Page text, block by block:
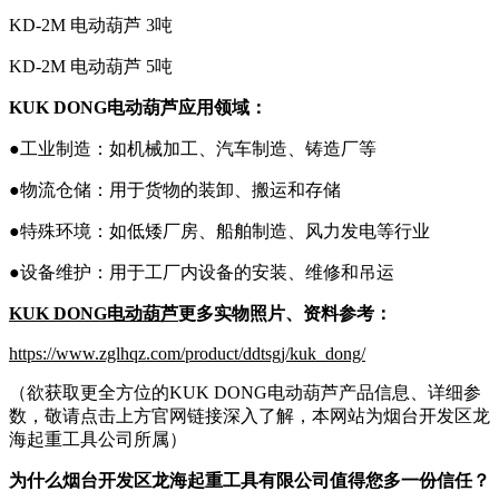
KD-2M 电动葫芦 3吨
KD-2M 电动葫芦 5吨
KUK DONG电动葫芦应用领域：
●工业制造：如机械加工、汽车制造、铸造厂等
●物流仓储：用于货物的装卸、搬运和存储
●特殊环境：如低矮厂房、船舶制造、风力发电等行业
●设备维护：用于工厂内设备的安装、维修和吊运
KUK DONG电动葫芦更多实物照片、资料参考：
https://www.zglhqz.com/product/ddtsgj/kuk_dong/
（欲获取更全方位的KUK DONG电动葫芦产品信息、详细参
数，敬请点击上方官网链接深入了解，本网站为烟台开发区龙
海起重工具公司所属）
为什么烟台开发区龙海起重工具有限公司 值得您多一份信任？